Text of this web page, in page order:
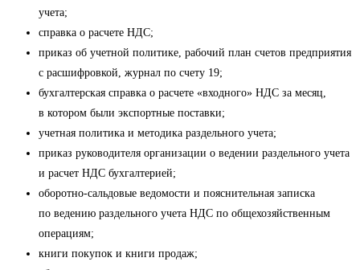
учета;
справка о расчете НДС;
приказ об учетной политике, рабочий план счетов предприятия
с расшифровкой, журнал по счету 19;
бухгалтерская справка о расчете «входного» НДС за месяц,
в котором были экспортные поставки;
учетная политика и методика раздельного учета;
приказ руководителя организации о ведении раздельного учета
и расчет НДС бухгалтерией;
оборотно-сальдовые ведомости и пояснительная записка
по ведению раздельного учета НДС по общехозяйственным
операциям;
книги покупок и книги продаж;